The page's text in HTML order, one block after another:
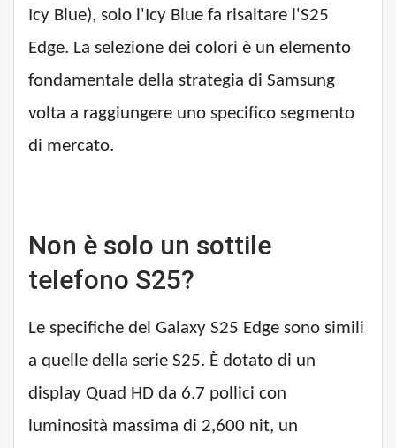
Icy Blue), solo l'Icy Blue fa risaltare l'S25
Edge. La selezione dei colori è un elemento
fondamentale della strategia di Samsung
volta a raggiungere uno specifico segmento
di mercato.
Non è solo un sottile
telefono S25?
Le specifiche del Galaxy S25 Edge sono simili
a quelle della serie S25. È dotato di un
display Quad HD da 6.7 ​​pollici con
luminosità massima di 2,600 nit, un